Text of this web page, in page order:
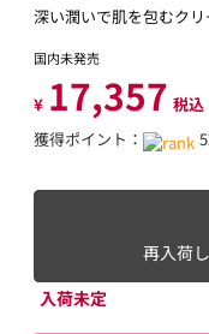
深い潤いで肌を包むクリ
国内未発売
¥ 17,357 税込
獲得ポイント：
再入荷
入荷未定